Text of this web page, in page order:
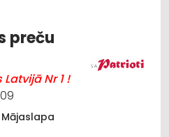
ŠŪŠANA
preču
Nr 1 !
Mājaslapa